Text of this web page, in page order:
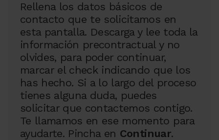
Rellena los datos básicos de
contacto que te solicitamos en
esta pantalla. Descarga y lee toda la
información precontractual y no
olvides, para poder continuar,
marcar el check indicando que los
has hecho. Si a lo largo del proceso
tienes alguna duda, puedes
solicitar que contactemos contigo.
Te llamamos en ese momento para
ayudarte. Pincha en Continuar.